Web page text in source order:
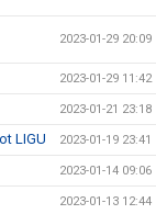
2023-01-29 20:09
2023-01-29 11:42
2023-01-21 23:18
LIGU 2023-01-19 23:41
2023-01-14 09:06
2023-01-13 12:44